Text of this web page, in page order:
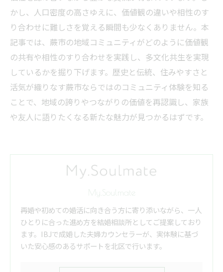
かし、人口密度の高さゆえに、価値観の違いや相性のす
り合わせに難しさを覚える瞬間も少なくありません。本
記事では、蕨市の地域コミュニティがどのように価値観
の共有や相性のすり合わせを実践し、多文化共生を実現
しているかを掘り下げます。歴史と伝統、住みやすさと
活気が織りなす蕨市ならではのコミュニティ体験を知る
ことで、地域の誇りやつながりの価値を再認識し、家族
や友人に語りたくなる新たな魅力が見つかるはずです。
My.Soulmate
再婚や初めての婚活に向き合う方に寄り添いながら、一人
ひとりに合った進め方を結婚相談所としてご提案しており
ます。IBJで成婚した夫婦カウンセラーが、実体験に基づ
いた安心感のあるサポートを北区で行います。